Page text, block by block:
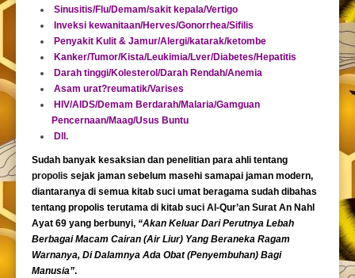
Sinusitis/Flu/Demam/sakit kepala/Vertigo
Inveksi kewanitaan/Herves/Gonorrhea/Sifilis
Penyakit Kulit & Jamur/Alergi/katarak/ketombe
Kanker/Tumor/Kista/Leukimia/Lver/Diabetes/Hepatitis
Darah tinggi/Kolesterol/Darah Rendah/Anemia
Asam urat?reumatik/Varises
HIV/AIDS/Demam Berdarah/Malaria/Gamguan
Pencernaan/Maag/Usus Buntu
Dll.
Sudah banyak kesaksian dan penelitian para ahli tentang
propolis sejak jaman sebelum masehi samapai jaman modern,
diantaranya di semua kitab suci umat beragama sudah dibahas
tentang propolis terutama di kitab suci Al-Qur’an Surat An Nahl
Ayat 69 yang berbunyi, “Akan Keluar Dari Perutnya Lebah
Berbagai Macam Cairan (Air Liur) Yang Beraneka Ragam
Warnanya, Di Dalamnya Ada Obat (Penyembuhan) Bagi
Manusia”.